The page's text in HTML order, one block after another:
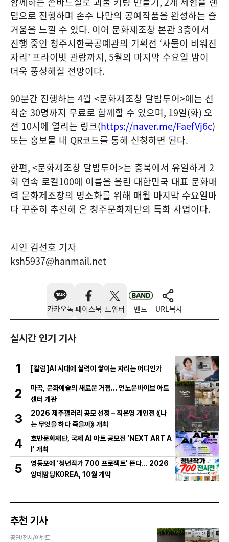
덤으로 진행하며 손수 나만의 공예작품을 완성하는 즐
거움을 느낄 수 있다. 이어 문화제조창 본관 3층에서
진행 중인 청주시한국공예관의 기획전 ‘사물이 비워진
자리’ 프라이빗 관람까지, 5월의 마지막 수요일 밤이
더욱 풍성해질 전망이다.
90분간 진행하는 4월 <문화제조창 달밤투어>에는 선
착순 30명까지 무료로 함께할 수 있으며, 19일(화) 오
전 10시에 열리는 링크(https://naver.me/FaefVj6c)
또는 홍보물 내 QR코드를 통해 신청하면 된다.
한편, <문화제조창 달밤투어>는 충북에서 유일하게 2
회 연속 로컬100에 이름을 올린 대한민국 대표 문화매
력 문화제조창의 명소화를 위해 매월 마지막 수요일마
다 꾸준히 추진해 온 청주문화재단의 특화 사업이다.
시인 김선호 기자
ksh5937@hanmail.net
카카오톡 페이스북 트위터 밴드 URL복사
실시간 인기 기사
1 [칼럼]AI 시대에 실력이 쌓이는 자리는 어디인가
2
마곡, 문화예술의 새로운 거점… 언노운바이브 아트
센터 개관
3
2026 제주갤러리 공모 선정 – 최은영 개인전 《나
는 무엇을 하다 죽을까》 개최
4
호반문화재단, 국제 AI 아트 공모전 ‘NEXT ART A
I’ 개최
5
영등포에 ‘청년작가 700 프로젝트’ 뜬다… 2026
앙데팡당KOREA, 10월 개막
추천 기사
공연/전시/이벤트